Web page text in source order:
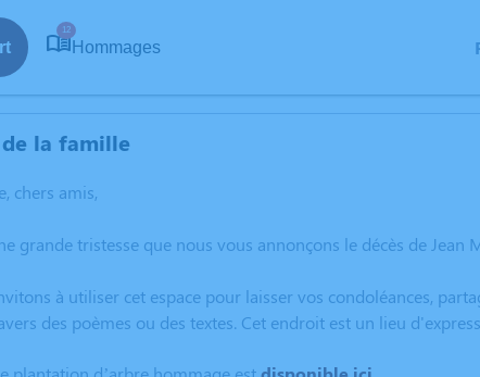
12
Hommages
la famille
chers amis,
grande tristesse que nous vous annonçons le décès de
à utiliser cet espace pour laisser vos condoléances,
des poèmes ou des textes. Cet endroit est un lieu